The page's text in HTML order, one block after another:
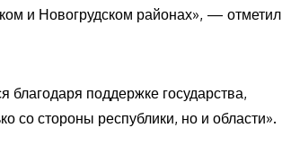
и Новогрудском районах», — отметил
поддержке государства,
со стороны республики, но и области».